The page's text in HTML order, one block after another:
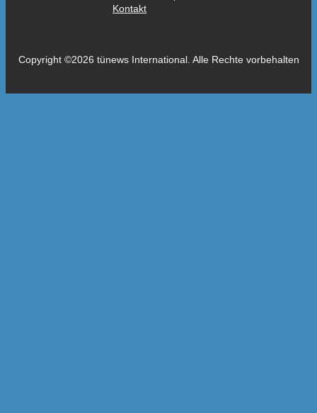
Kontakt
Copyright ©2026 tünews International. Alle Rechte vorbehalten